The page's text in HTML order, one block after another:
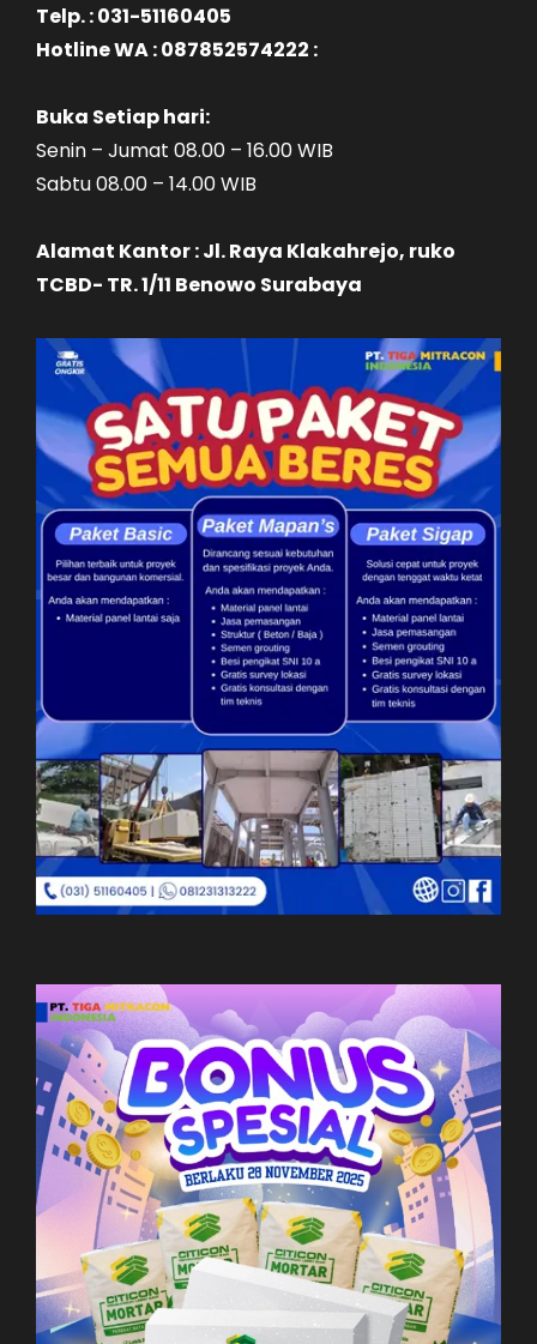
Telp. : 031-51160405
Hotline WA : 087852574222 :
Buka Setiap hari:
Senin – Jumat 08.00 – 16.00 WIB
Sabtu 08.00 – 14.00 WIB
Alamat Kantor : Jl. Raya Klakahrejo, ruko
TCBD- TR. 1/11 Benowo Surabaya